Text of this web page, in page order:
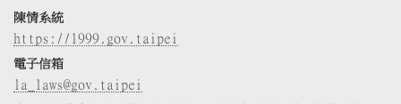
陳情系統
https://1999.gov.taipei
電子信箱
la_laws@gov.taipei